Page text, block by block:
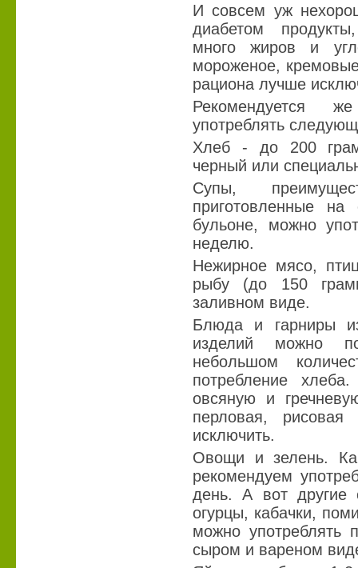
И совсем уж
диабетом
много жиров и
мороженое,
рациона лучше
Рекомендуется
употреблять
Хлеб - до 200
черный или
Супы,
приготовленные
бульоне, можно
неделю.
Нежирное мясо,
рыбу (до 150
заливном виде.
Блюда и гарниры
изделий можно
небольшом
потребление
овсяную и
перловая,
исключить.
Овощи и зелень.
рекомендуем
день. А вот другие
огурцы, кабачки,
можно употреблять
сыром и вареном